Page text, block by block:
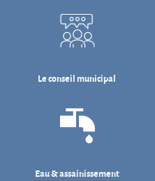
Le conseil municipal
Eau & assainissement